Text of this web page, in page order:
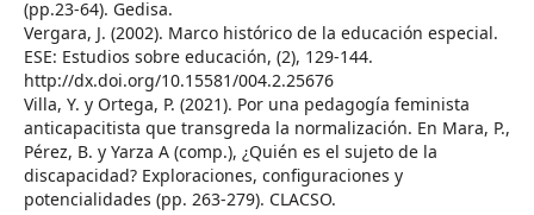
(pp.23-64). Gedisa.
Vergara, J. (2002). Marco histórico de la educación especial.
ESE: Estudios sobre educación, (2), 129-144.
http://dx.doi.org/10.15581/004.2.25676
Villa, Y. y Ortega, P. (2021). Por una pedagogía feminista
anticapacitista que transgreda la normalización. En Mara, P.,
Pérez, B. y Yarza A (comp.), ¿Quién es el sujeto de la
discapacidad? Exploraciones, configuraciones y
potencialidades (pp. 263-279). CLACSO.